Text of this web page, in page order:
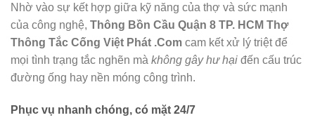
Nhờ vào sự kết hợp giữa kỹ năng của thợ và sức mạnh
của công nghệ, Thông Bồn Cầu Quận 8 TP. HCM Thợ
Thông Tắc Cống Việt Phát .Com cam kết xử lý triệt để
mọi tình trạng tắc nghẽn mà không gây hư hại đến cấu trúc
đường ống hay nền móng công trình.
Phục vụ nhanh chóng, có mặt 24/7